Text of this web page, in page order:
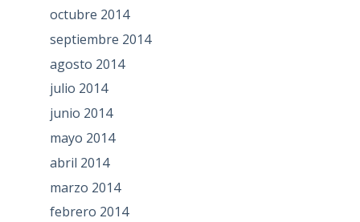
octubre 2014
septiembre 2014
agosto 2014
julio 2014
junio 2014
mayo 2014
abril 2014
marzo 2014
febrero 2014